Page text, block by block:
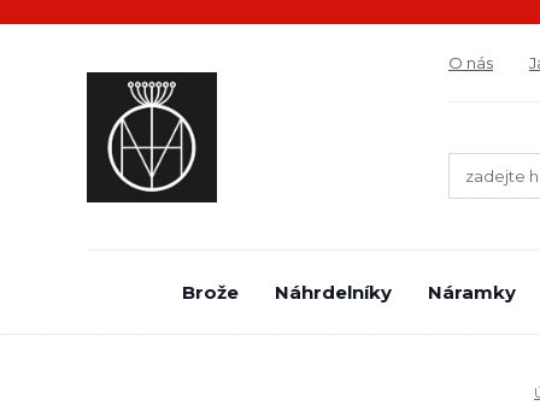
O nás
Brože Náhrdelníky Náramky